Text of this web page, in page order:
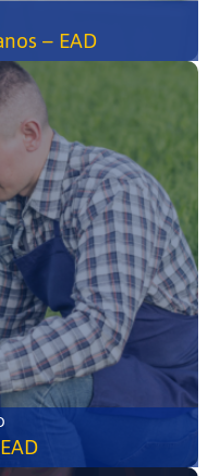
– EAD